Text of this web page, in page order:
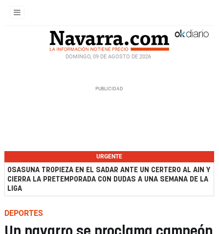
DOMINGO, 09 DE AGOSTO DE 2026
URGENTE
OSASUNA TROPIEZA EN EL SADAR ANTE UN CERTERO AL AIN Y
CIERRA LA PRETEMPORADA CON DUDAS A UNA SEMANA DE LA
LIGA
DEPORTES